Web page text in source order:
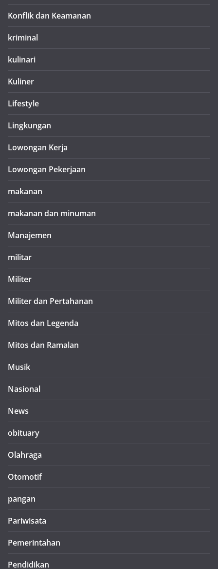
Konflik dan Keamanan
kriminal
kulinari
Kuliner
Lifestyle
Lingkungan
Lowongan Kerja
Lowongan Pekerjaan
makanan
makanan dan minuman
Manajemen
militar
Militer
Militer dan Pertahanan
Mitos dan Legenda
Mitos dan Ramalan
Musik
Nasional
News
obituary
Olahraga
Otomotif
pangan
Pariwisata
Pemerintahan
Pendidikan